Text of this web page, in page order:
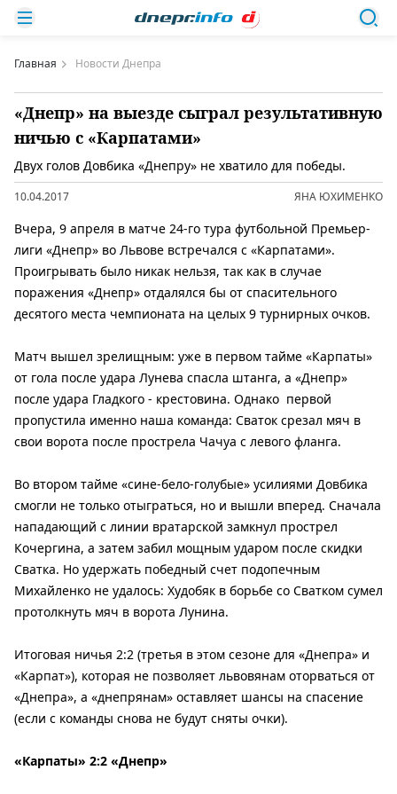
Главная Новости Днепра
«Днепр» на выезде сыграл результативную
ничью с «Карпатами»
Двух голов Довбика «Днепру» не хватило для победы.
10.04.2017 ЯНА ЮХИМЕНКО
Вчера, 9 апреля в матче 24-го тура футбольной Премьер-
лиги «Днепр» во Львове встречался с «Карпатами».
Проигрывать было никак нельзя, так как в случае
поражения «Днепр» отдалялся бы от спасительного
десятого места чемпионата на целых 9 турнирных очков.
Матч вышел зрелищным: уже в первом тайме «Карпаты»
от гола после удара Лунева спасла штанга, а «Днепр»
после удара Гладкого - крестовина. Однако первой
пропустила именно наша команда: Сваток срезал мяч в
свои ворота после прострела Чачуа с левого фланга.
Во втором тайме «сине-бело-голубые» усилиями Довбика
смогли не только отыграться, но и вышли вперед. Сначала
нападающий с линии вратарской замкнул прострел
Кочергина, а затем забил мощным ударом после скидки
Сватка. Но удержать победный счет подопечным
Михайленко не удалось: Худобяк в борьбе со Сватком сумел
протолкнуть мяч в ворота Лунина.
Итоговая ничья 2:2 (третья в этом сезоне для «Днепра» и
«Карпат»), которая не позволяет львовянам оторваться от
«Днепра», а «днепрянам» оставляет шансы на спасение
(если с команды снова не будут сняты очки).
«Карпаты» 2:2 «Днепр»